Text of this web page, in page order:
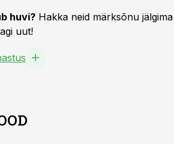
huvi? Hakka neid märksõnu
uut!